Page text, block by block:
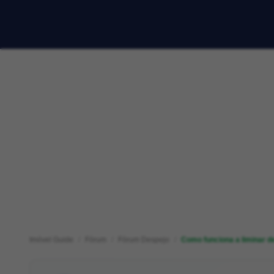
Como funciona a liminar